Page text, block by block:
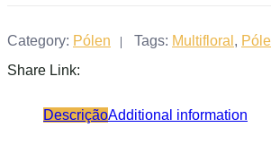
Category: Pólen Tags: Multifloral ,
Share Link:
DescriçãoAdditional information